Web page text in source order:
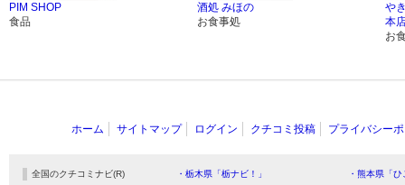
PIM SHOP
食品
酒処 みほの
お食事処
や
本
お
ホーム サイトマップ ログイン クチコミ投稿 プライバシー
全国のクチコミナビ(R) ・栃木県「栃ナビ！」 ・熊本県「